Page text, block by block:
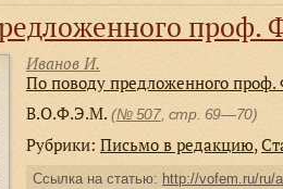
проф. Ф.
Иванов И.
По поводу предложенного
В.О.Ф.Э.М. (№ 507, стр. 69—70)
Рубрики: Письмо в редакцию,
Ссылка на статью: http://vofem.ru/ru/